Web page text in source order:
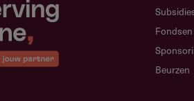
Bijlagen
Fondsen
Beurzen